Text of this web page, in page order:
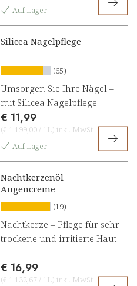
Auf Lager
Silicea Nagelpflege
(65)
Umsorgen Sie Ihre Nägel –
mit Silicea Nagelpflege
€ 11,99
(€ 1.199,00 / 1L) inkl. MwSt
Auf Lager
Nachtkerzenöl
Augencreme
(19)
Nachtkerze – Pflege für sehr
trockene und irritierte Haut
€ 16,99
(€ 1.132,67 / 1L) inkl. MwSt